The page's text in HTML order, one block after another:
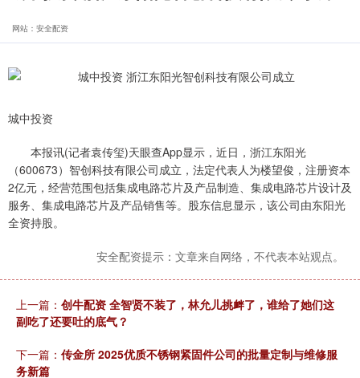
网站：安全配资
城中投资
本报讯(记者袁传玺)天眼查App显示，近日，浙江东阳光
（600673）智创科技有限公司成立，法定代表人为楼望俊，注册资本
2亿元，经营范围包括集成电路芯片及产品制造、集成电路芯片设计及
服务、集成电路芯片及产品销售等。股东信息显示，该公司由东阳光
全资持股。
安全配资提示：文章来自网络，不代表本站观点。
上一篇： 创牛配资 全智贤不装了，林允儿挑衅了，谁给了她们这
副吃了还要吐的底气？
下一篇： 传金所 2025优质不锈钢紧固件公司的批量定制与维修服
务新篇